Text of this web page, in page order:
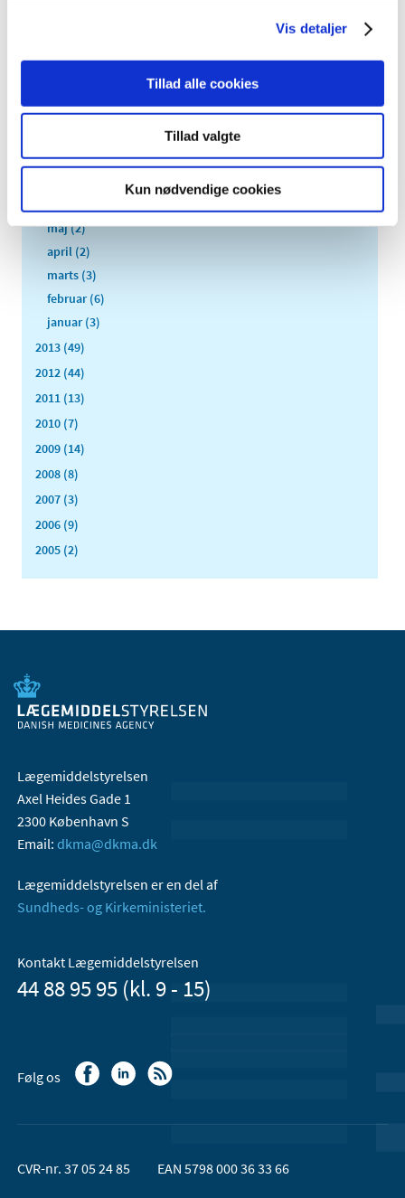
Vis detaljer
Tillad alle cookies
Tillad valgte
Kun nødvendige cookies
december (3)
oktober (1)
august (4)
maj (2)
april (2)
marts (3)
februar (6)
januar (3)
2013 (49)
2012 (44)
2011 (13)
2010 (7)
2009 (14)
2008 (8)
2007 (3)
2006 (9)
2005 (2)
Lægemiddelstyrelsen
Axel Heides Gade 1
2300 København S
Email: dkma@dkma.dk
Lægemiddelstyrelsen er en del af
Sundheds- og Kirkeministeriet.
Kontakt Lægemiddelstyrelsen
44 88 95 95 (kl. 9 - 15)
Følg os
CVR-nr. 37 05 24 85 EAN 5798 000 36 33 66